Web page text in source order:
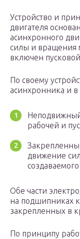
Устройство и
двигателя
асинхронного
силы и вращения
включен
По своему
асинхронника и в
Неподвижный
рабочей и
движение
Обе части
на подшипниках
закрепленных в
По принципу